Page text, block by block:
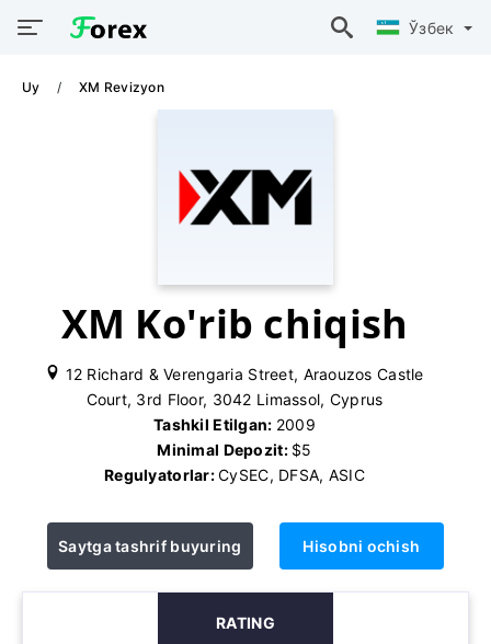
Ўзбек
Uy XM Revizyon
XM Ko'rib chiqish
12 Richard & Verengaria Street, Araouzos Castle
Court, 3rd Floor, 3042 Limassol, Cyprus
Tashkil Etilgan: 2009
Minimal Depozit: $5
Regulyatorlar:CySEC, DFSA, ASIC
Saytga tashrif buyuring Hisobni ochish
RATING